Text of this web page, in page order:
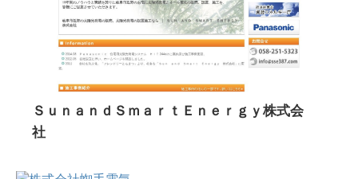
ＳｕｎａｎｄＳｍａｒｔＥｎｅｒｇｙ株式会
社